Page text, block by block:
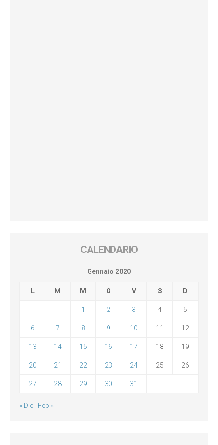
CALENDARIO
Gennaio 2020
L M M G V S D
1 2 3 4 5
6 7 8 9 10 11 12
13 14 15 16 17 18 19
20 21 22 23 24 25 26
27 28 29 30 31
« Dic Feb »